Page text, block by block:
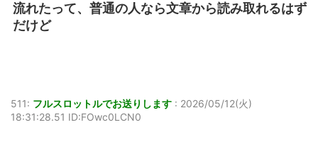
流れたって、普通の人なら文章から読み取れるはず
だけど
511: フルスロットルでお送りします : 2026/05/12(火)
18:31:28.51 ID:FOwc0LCN0